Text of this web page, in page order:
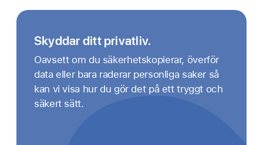
Skyddar ditt privatliv.
Oavsett om du säkerhetskopierar, överför
data eller bara raderar personliga saker så
kan vi visa hur du gör det på ett tryggt och
säkert sätt.